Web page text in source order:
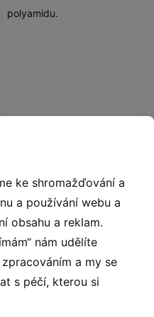
polyamidu.
ke shromažďování a
a používání webu a
obsahu a reklam.
nám udělíte
a my se
s péčí, kterou si